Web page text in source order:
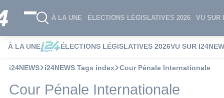
À LA UNE ÉLECTIONS LÉGISLATIVES 2026 VU SUR
À LA UNE ÉLECTIONS LÉGISLATIVES 2026VU SUR
i24NEWS i24NEWS Tags index Cour Pénale Internationale
Cour Pénale Internationale